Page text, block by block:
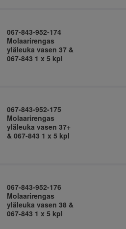
067-843-952-174
Molaarirengas
yläleuka vasen 37 &
067-843 1 x 5 kpl
067-843-952-175
Molaarirengas
yläleuka vasen 37+
& 067-843 1 x 5 kpl
067-843-952-176
Molaarirengas
yläleuka vasen 38 &
067-843 1 x 5 kpl